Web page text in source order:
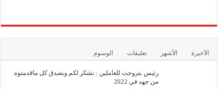
الأخيرة الأشهر تعليقات الوسوم
رئيس بتروجت للعاملين : نشكر لكم وبصدق كل ماقدمتوه
من جهد في 2022